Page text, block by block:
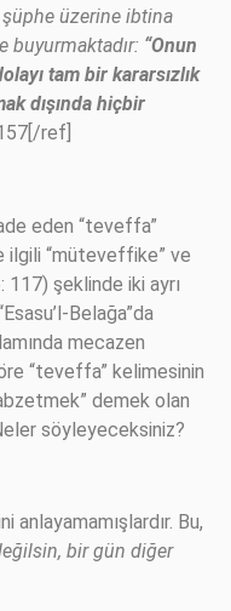
şüphe üzerine ibtina
buyurmaktadır: “Onun
tam bir kararsızlık
dışında hiçbir
ref]
eden “teveffa”
ilgili “müteveffike” ve
şeklinde iki ayrı
Belağa”da
mecazen
“teveffa” kelimesinin
demek olan
söyleyeceksiniz?
anlayamamışlardır. Bu,
bir gün diğer